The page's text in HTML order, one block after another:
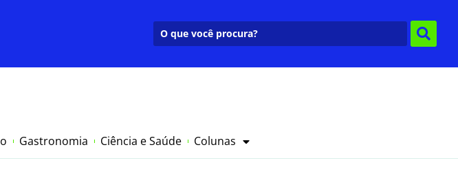
Gastronomia Ciência e Saúde Colunas